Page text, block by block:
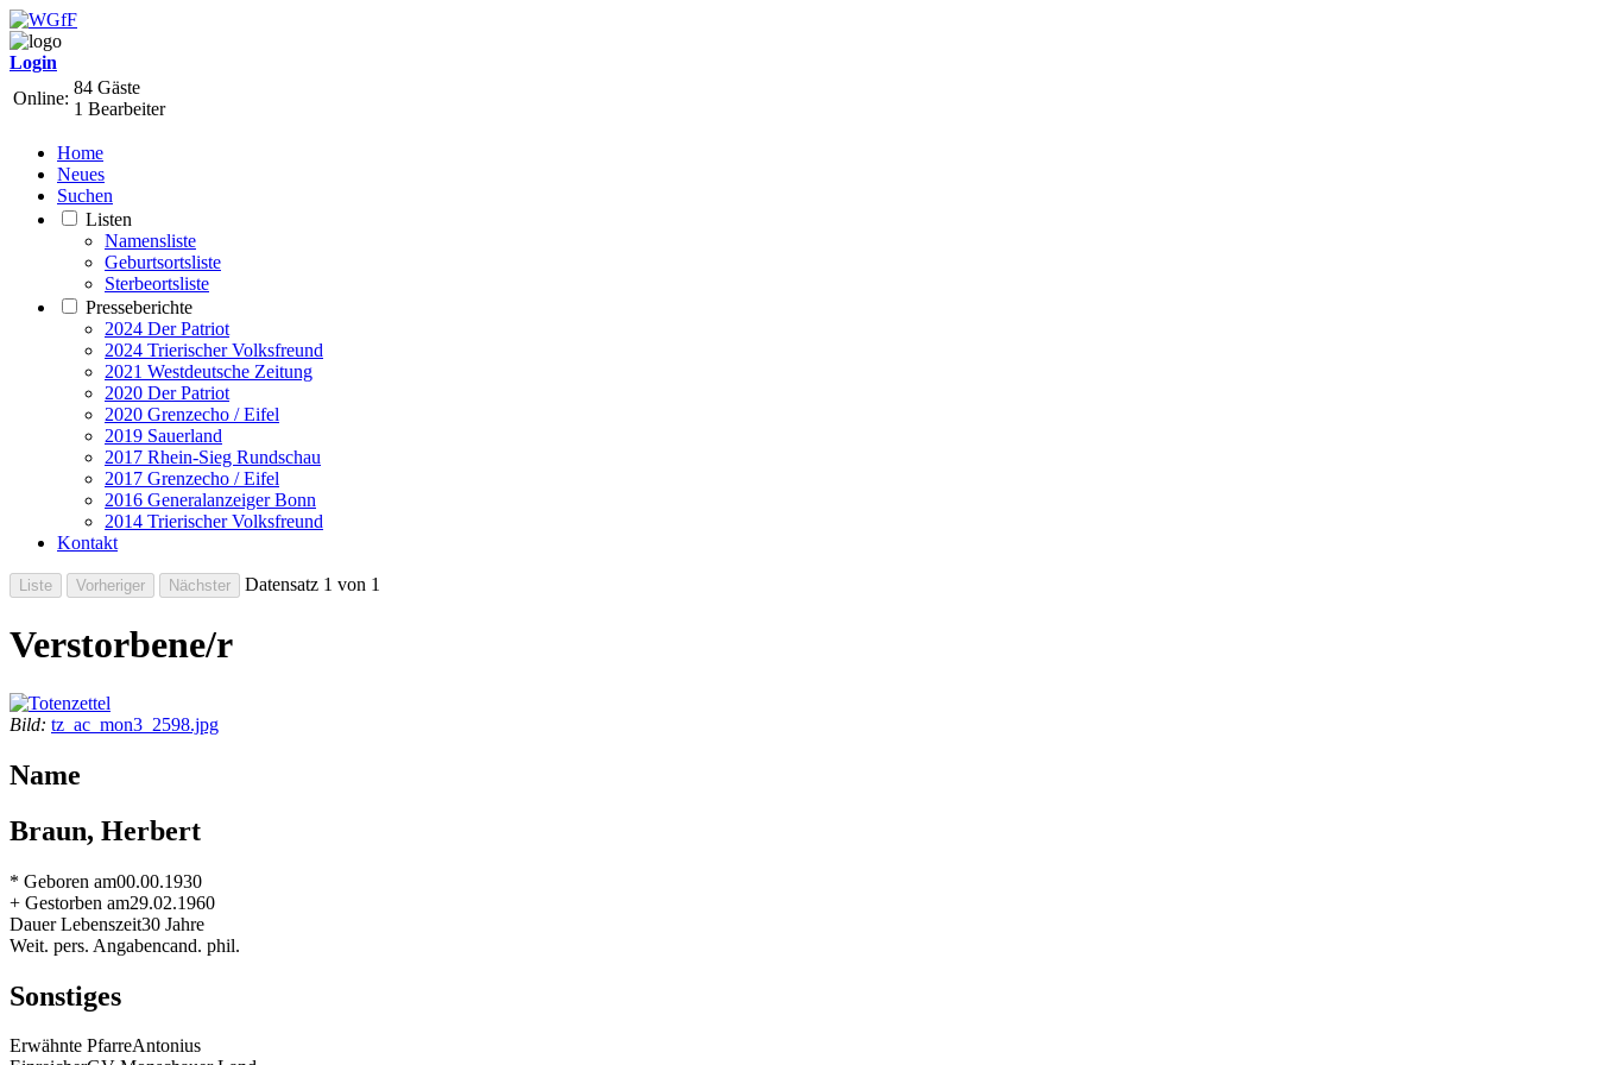
Login
Online:
84 Gäste
1 Bearbeiter
Home
Neues
Suchen
Listen
Namensliste
Geburtsortsliste
Sterbeortsliste
Presseberichte
2024 Der Patriot
2024 Trierischer Volksfreund
2021 Westdeutsche Zeitung
2020 Der Patriot
2020 Grenzecho / Eifel
2019 Sauerland
2017 Rhein-Sieg Rundschau
2017 Grenzecho / Eifel
2016 Generalanzeiger Bonn
2014 Trierischer Volksfreund
Kontakt
Datensatz 1 von 1
Verstorbene/r
Bild: tz_ac_mon3_2598.jpg
Name
Braun, Herbert
* Geboren am00.00.1930
+ Gestorben am29.02.1960
Dauer Lebenszeit30 Jahre
Weit. pers. Angabencand. phil.
Sonstiges
Erwähnte PfarreAntonius